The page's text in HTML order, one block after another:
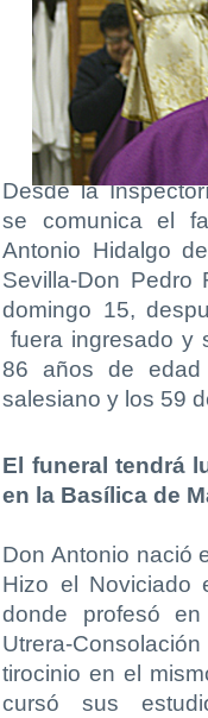
Desde la
se comunica el
Antonio Hidalgo
Sevilla-Don Pedro
domingo 15,
fuera ingresado y
86 años de
salesiano y los 59
El funeral tendrá
en la Basílica de
Don Antonio nació
Hizo el Noviciado
donde profesó
Utrera-
tirocinio en el
cursó sus